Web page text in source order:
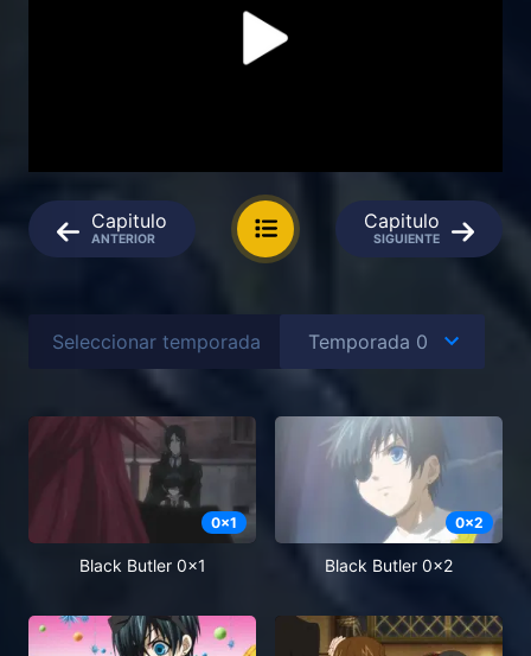
Capitulo
ANTERIOR
Capitulo
SIGUIENTE
Seleccionar temporada
0x1
Black Butler 0x1
0x2
Black Butler 0x2